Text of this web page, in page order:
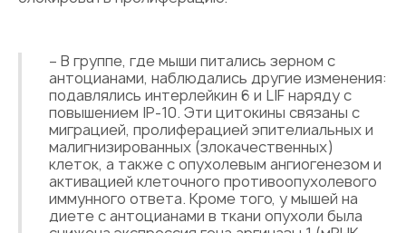
– В группе, где мыши питались зерном с
антоцианами, наблюдались другие изменения:
подавлялись интерлейкин 6 и LIF наряду с
повышением IP-10. Эти цитокины связаны с
миграцией, пролиферацией эпителиальных и
малигнизированных (злокачественных)
клеток, а также с опухолевым ангиогенезом и
активацией клеточного противоопухолевого
иммунного ответа. Кроме того, у мышей на
диете с антоцианами в ткани опухоли была